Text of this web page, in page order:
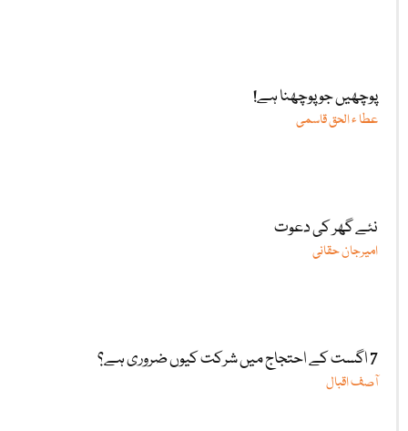
پوچھیں جو پوچھنا ہے!
عطا ء الحق قاسمی
نئے گھر کی دعوت
امیرجان حقانی
7 اگست کے احتجاج میں شرکت کیوں ضروری ہے؟
آصف اقبال